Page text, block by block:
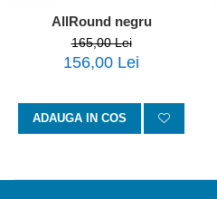
AllRound negru
165,00 Lei
156,00 Lei
ADAUGA IN COS